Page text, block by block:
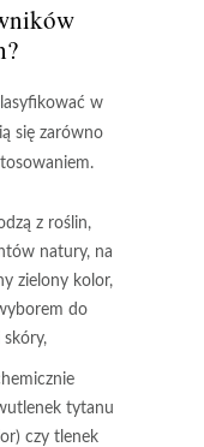
w
się zarówno
z roślin,
natury, na
zielony kolor,
do
skóry,
tytanu
czy tlenek